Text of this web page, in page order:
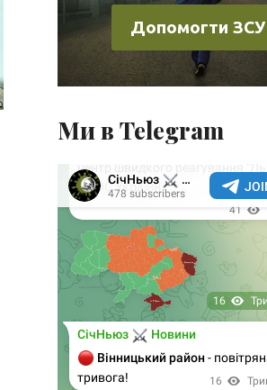
Допомогти ЗСУ
Ми в Telegram